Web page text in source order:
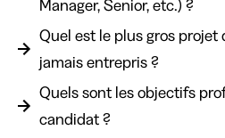
Manager, Senior, etc.) ?
Quel est le plus gros
jamais entrepris ?
Quels sont les objectifs
candidat ?